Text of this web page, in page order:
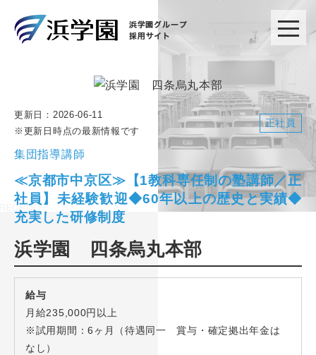
更新日： 2026-06-11
※更新日時点の最新情報です
正社員
集団指導講師
≪京都市中京区≫【1教科専任制の塾講師／正
社員】未経験歓迎◆60年以上の歴史と実績◆
充実した研修制度
浜学園 四条烏丸本部
給与
月給235,000円以上
※試用期間：6ヶ月（待遇同一 賞与・確定拠出年金は
なし）